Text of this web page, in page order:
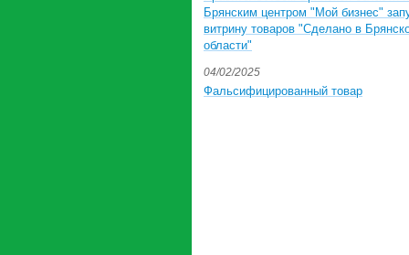
Брянским центром "Мой бизнес"
витрину товаров "Сделано в
области"
04/02/2025
Фальсифицированный товар